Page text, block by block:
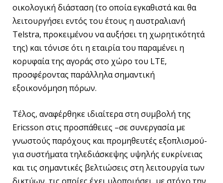
οικολογική διάσταση (το οποία εγκαθιστά και θα
λειτουργήσει εντός του έτους η αυστραλιανή
Telstra, προκειμένου να αυξήσει τη χωρητικότητά
της) και τόνισε ότι η εταιρία του παραμένει η
κορυφαία της αγοράς στο χώρο του LTE,
προσφέροντας παράλληλα σημαντική
εξοικονόμηση πόρων.
Τέλος, αναφέρθηκε ιδιαίτερα στη συμβολή της
Ericsson στις προσπάθειες –σε συνεργασία με
γνωστούς παρόχους και προμηθευτές εξοπλισμού-
για συστήματα τηλεδιάσκεψης υψηλής ευκρίνειας
και τις σημαντικές βελτιώσεις στη λειτουργία των
δικτύων, τις οποίες έχει υλοποιήσει, με στόχο την